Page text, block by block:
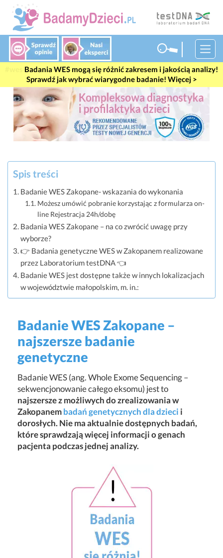
Badania WES mogą się różnić zakresem i jakością analizy!
Sprawdź jak wybrać wiarygodne badanie! Więcej >
Badanie WES Zakopane –
najszersze badanie
genetyczne
Badanie WES (ang. Whole Exome Sequencing –
sekwencjonowanie całego eksomu) jest to
najszersze z możliwych do zrealizowania w
Zakopanembadań genetycznych dla dzieci i
dorosłych. Nie ma aktualnie dostępnych badań,
które sprawdzają więcej informacji o genach
pacjenta podczas jednej analizy.
Spis treści
Badanie WES Zakopane- wskazania do wykonania
Możesz umówić pobranie korzystając z formularza on-
line Rejestracja 24h/dobę
Badania WES Zakopane – na co zwrócić uwagę przy
wyborze?
👉 Badania genetyczne WES w Zakopanem realizowane
przez Laboratorium testDNA 👈
Badanie WES jest dostępne także w innych lokalizacjach
w województwie małopolskim, m. in.: